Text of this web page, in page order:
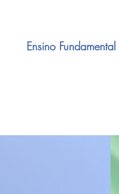
Ensino Fundamental